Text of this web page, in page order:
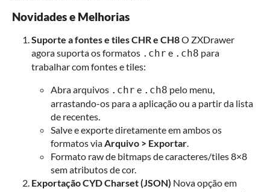
Novidades e Melhorias
Suporte a fontes e tiles CHR e CH8O ZXDrawer
agora suporta os formatos .chr e .ch8 para
trabalhar com fontes e tiles:
Abra arquivos .chr e .ch8 pelo menu,
arrastando-os para a aplicação ou a partir da lista
de recentes.
Salve e exporte diretamente em ambos os
formatos via Arquivo > Exportar
Formato raw de bitmaps de caracteres/tiles 8×8
sem atributos de cor.
Exportação CYD Charset (JSON) Nova opção em